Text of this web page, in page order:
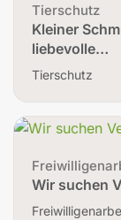
Tierschutz
Kleiner
liebevolle…
Tierschutz
Wir suchen